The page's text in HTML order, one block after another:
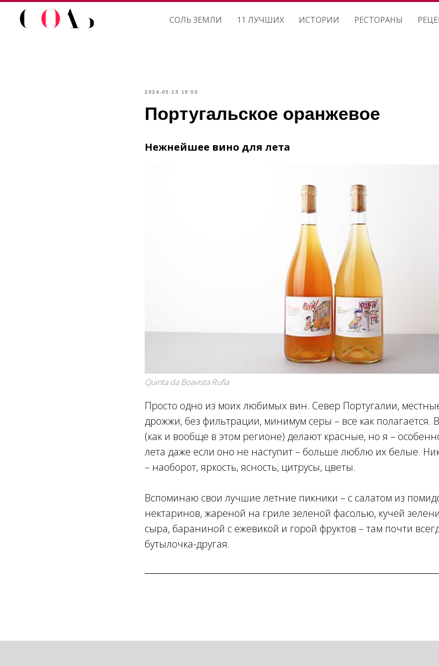
СОЛЬ ЗЕМЛИ 11 ЛУЧШИХ ИСТОРИИ РЕСТОРАНЫ
2024-05-15 19:00
Португальское оранжевое
Нежнейшее вино для лета
Quinta da Boavista Rufia
Просто одно из моих любимых вин. Север Португалии,
дрожжи, без фильтрации, минимум серы – все как полагается.
(как и вообще в этом регионе) делают красные, но я –
лета даже если оно не наступит – больше люблю их белые.
– наоборот, яркость, ясность, цитрусы, цветы.
Вспоминаю свои лучшие летние пикники – с салатом из
нектаринов, жареной на гриле зеленой фасолью, кучей
сыра, бараниной с ежевикой и горой фруктов – там почти
бутылочка-другая.